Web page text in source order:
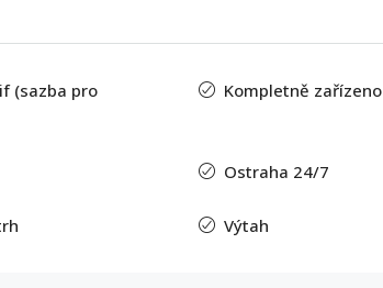
(sazba pro Kompletně zařízeno
Ostraha 24/7
Výtah